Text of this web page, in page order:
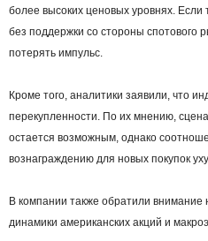
более высоких ценовых уровнях.
без поддержки со стороны спотового
потерять импульс.
Кроме того, аналитики заявили, что
перекупленности. По их мнению,
остается возможным, однако
вознаграждению для новых покупок
В компании также обратили внимание
динамики американских акций и